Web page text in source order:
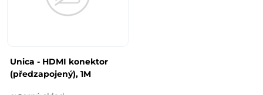
Unica - HDMI konektor
(předzapojený), 1M